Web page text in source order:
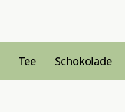
Tee Schokolade